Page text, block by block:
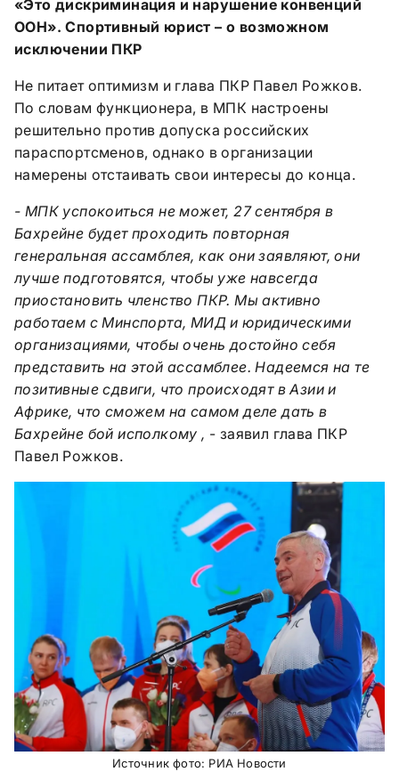
«Это дискриминация и нарушение конвенций
ООН». Спортивный юрист – о возможном
исключении ПКР
Не питает оптимизм и глава ПКР Павел Рожков.
По словам функционера, в МПК настроены
решительно против допуска российских
параспортсменов, однако в организации
намерены отстаивать свои интересы до конца.
- МПК успокоиться не может, 27 сентября в
Бахрейне будет проходить повторная
генеральная ассамблея, как они заявляют, они
лучше подготовятся, чтобы уже навсегда
приостановить членство ПКР. Мы активно
работаем с Минспорта, МИД и юридическими
организациями, чтобы очень достойно себя
представить на этой ассамблее. Надеемся на те
позитивные сдвиги, что происходят в Азии и
Африке, что сможем на самом деле дать в
Бахрейне бой исполкому , - заявил глава ПКР
Павел Рожков.
Источник фото: РИА Новости